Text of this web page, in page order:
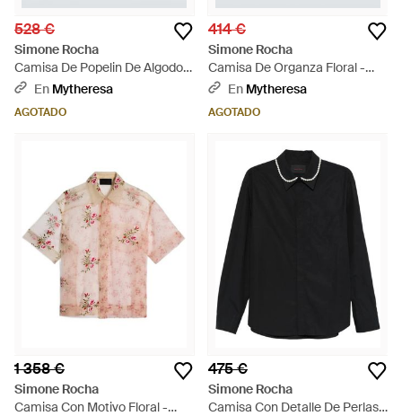
528 €
Simone Rocha
Camisa De Popelin De Algodon
- Rosa
En Mytheresa
AGOTADO
414 €
Simone Rocha
Camisa De Organza Floral -
GrisEn Mytheresa
AGOTADO
1 358 €
Simone Rocha
Camisa Con Motivo Floral -
475 €
Simone Rocha
Camisa Con Detalle De Perlas